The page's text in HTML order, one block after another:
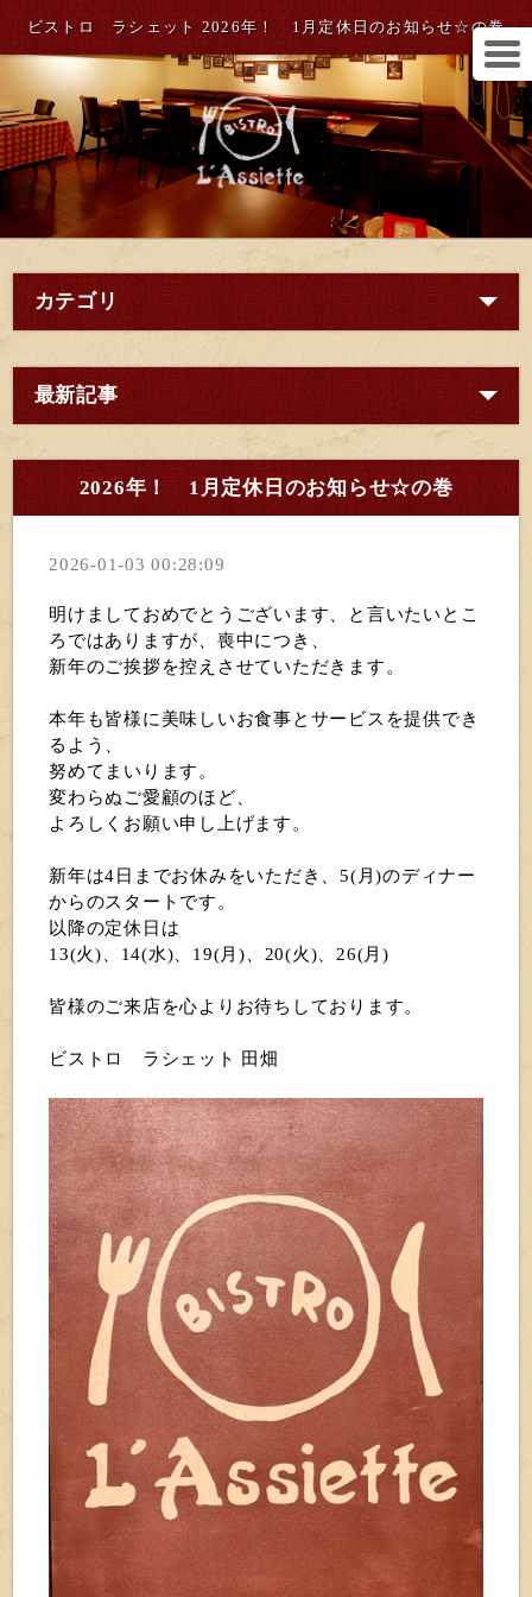
ビストロ ラシェット 2026年！ 1月定休日のお知らせ☆の巻
カテゴリ
最新記事
2026年！ 1月定休日のお知らせ☆の巻
2026-01-03 00:28:09
明けましておめでとうございます、と言いたいとこ
ろではありますが、喪中につき、
新年のご挨拶を控えさせていただきます。
本年も皆様に美味しいお食事とサービスを提供でき
るよう、
努めてまいります。
変わらぬご愛顧のほど、
よろしくお願い申し上げます。
新年は4日までお休みをいただき、5(月)のディナー
からのスタートです。
以降の定休日は
13(火)、14(水)、19(月)、20(火)、26(月)
皆様のご来店を心よりお待ちしております。
ビストロ ラシェット 田畑